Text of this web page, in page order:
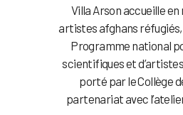
Villa Arson accueille
artistes afghans réfugiés,
Programme national
scientifiques et
porté par le Collège
partenariat avec